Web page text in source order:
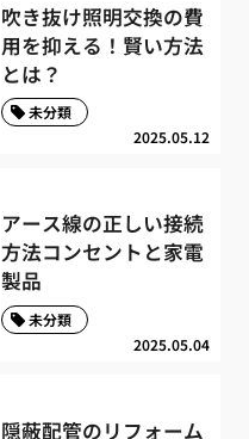
吹き抜け照明交換の費
用を抑える！賢い方法
とは？
2025.05.12
未分類
アース線の正しい接続
方法コンセントと家電
製品
2025.05.04
未分類
隠蔽配管のリフォーム